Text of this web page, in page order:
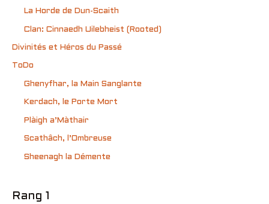
La Horde de Dun-Scaith
Clan: Cinnaedh Uilebheist (Rooted)
Divinités et Héros du Passé
ToDo
Ghenyfhar, la Main Sanglante
Kerdach, le Porte Mort
Plàigh a’Màthair
Scathâch, l’Ombreuse
Sheenagh la Démente
Rang 1